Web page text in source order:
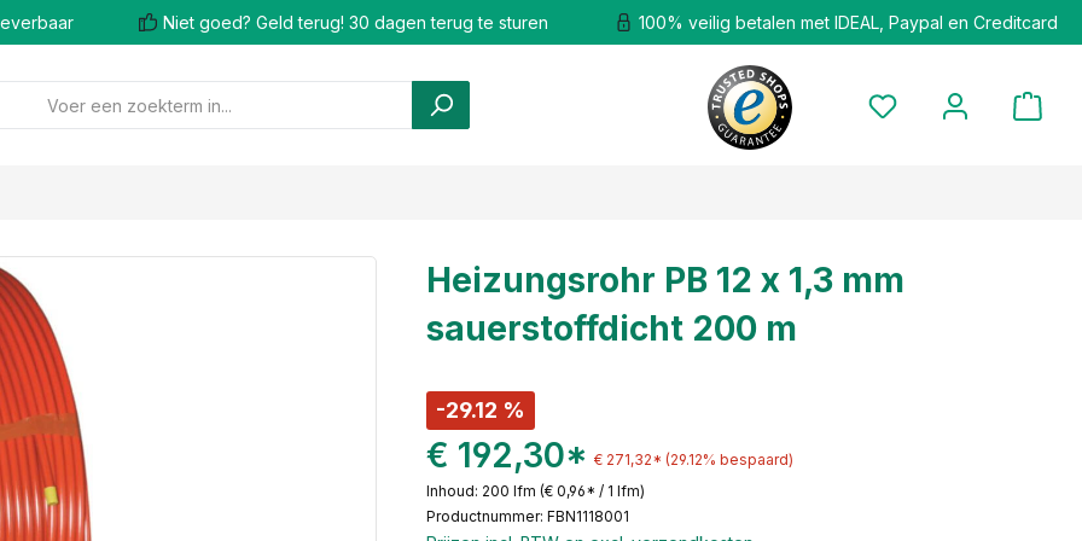
Niet goed? Geld terug! 30 dagen terug te sturen 100% veilig betalen met IDEAL, Paypal en Creditcard
Heizungsrohr PB 12 x 1,3 mm
sauerstoffdicht 200 m
-29.12 %
€ 192,30* € 271,32* (29.12% bespaard)
Inhoud: 200 lfm (€ 0,96* / 1 lfm)
Productnummer: FBN1118001